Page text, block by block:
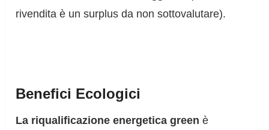
rivendita è un surplus da non sottovalutare).
Benefici Ecologici
La riqualificazione energetica green è